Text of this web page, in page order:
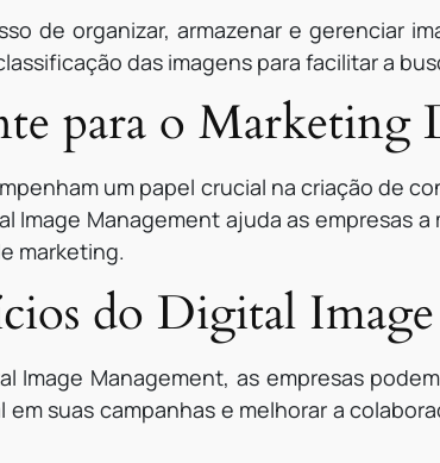
de organizar, armazenar e gerenciar
das imagens para facilitar a
para o Marketing
um papel crucial na criação de
Image Management ajuda as empresas
marketing.
do Digital
Image Management, as empresas
suas campanhas e melhorar a